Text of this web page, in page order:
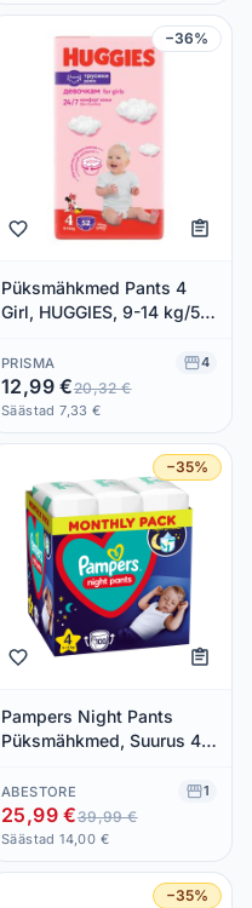
−36%
Püksmähkmed Pants 4
Girl, HUGGIES, 9-14 kg/52
PRISMA 4
12,99 €20,32 €
Säästad 7,33 €
−35%
Pampers Night Pants
Püksmähkmed, Suurus 4,
ABESTORE 1
25,99 €39,99 €
Säästad 14,00 €
−35%